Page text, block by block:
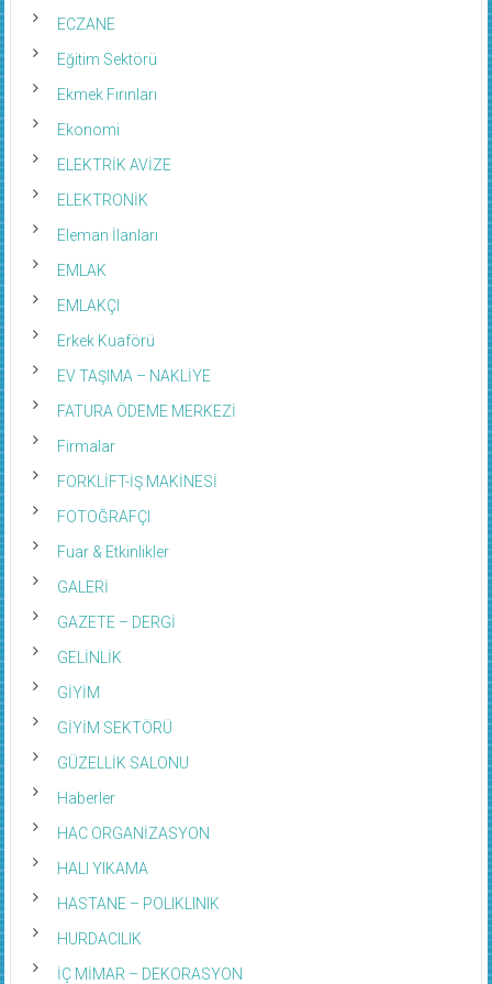
ECZANE
Eğitim Sektörü
Ekmek Fırınları
Ekonomi
ELEKTRİK AVİZE
ELEKTRONİK
Eleman İlanları
EMLAK
EMLAKÇI
Erkek Kuaförü
EV TAŞIMA – NAKLİYE
FATURA ÖDEME MERKEZİ
Firmalar
FORKLİFT-İŞ MAKİNESİ
FOTOĞRAFÇI
Fuar & Etkinlikler
GALERİ
GAZETE – DERGİ
GELİNLİK
GİYİM
GİYİM SEKTÖRÜ
GÜZELLİK SALONU
Haberler
HAC ORGANİZASYON
HALI YIKAMA
HASTANE – POLIKLINIK
HURDACILIK
İÇ MİMAR – DEKORASYON